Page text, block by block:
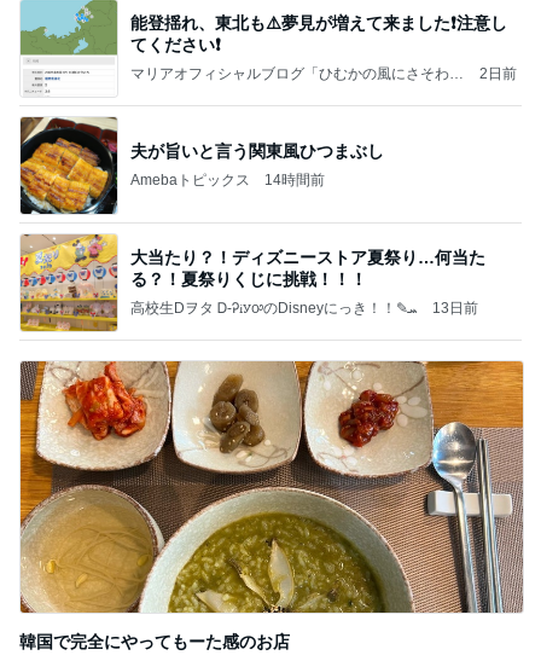
能登揺れ、東北も⚠️夢見が増えて来ました❗️注意し
てください❗️
マリアオフィシャルブログ「ひむかの風にさそわれ
2日前
夫が旨いと言う関東風ひつまぶし
Amebaトピックス 14時間前
大当たり？！ディズニーストア夏祭り…何当た
る？！夏祭りくじに挑戦！！！
高校生Dヲタ Ꭰ-ᎮꭵꭹꭴのDisneyにっき！！✎ܚ 13日前
韓国で完全にやってもーた感のお店